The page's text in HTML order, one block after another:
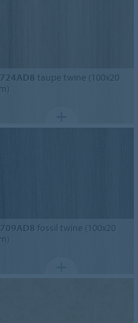
taupe twine (100x20
fossil twine (100x20